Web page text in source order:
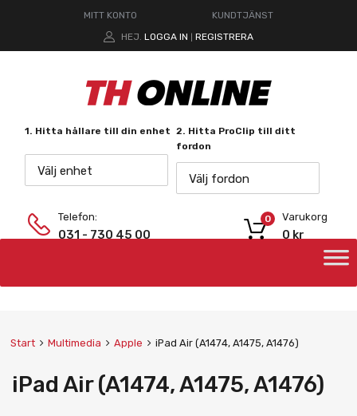
MITT KONTO
KUNDTJÄNST
HEJ. LOGGA IN REGISTRERA
1. Hitta hållare till din enhet
Välj enhet
2. Hitta ProClip till ditt
fordon
Välj fordon
Telefon:
031 - 730 45 00
Varukorg
0 kr
0
Start Multimedia Apple iPad Air (A1474, A1475, A1476)
iPad Air (A1474, A1475, A1476)